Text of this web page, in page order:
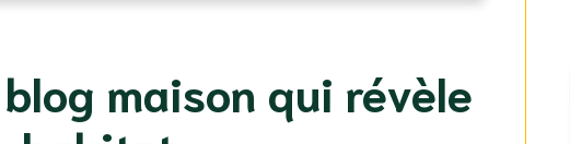
maison qui révèle